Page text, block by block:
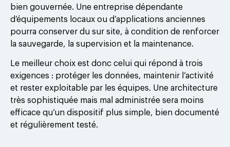
bien gouvernée. Une entreprise dépendante
d’équipements locaux ou d’applications anciennes
pourra conserver du sur site, à condition de renforcer
la sauvegarde, la supervision et la maintenance.
Le meilleur choix est donc celui qui répond à trois
exigences : protéger les données, maintenir l’activité
et rester exploitable par les équipes. Une architecture
très sophistiquée mais mal administrée sera moins
efficace qu’un dispositif plus simple, bien documenté
et régulièrement testé.